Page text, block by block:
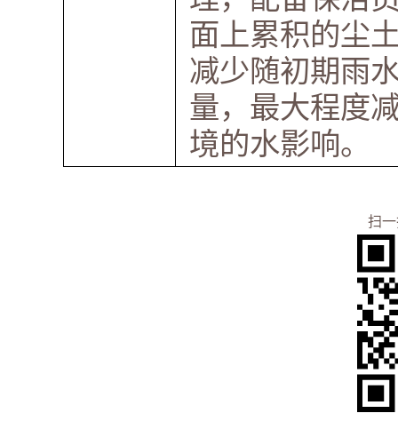
面上累积的尘
减少随初期雨
量，最大程度
境的水影响。
扫